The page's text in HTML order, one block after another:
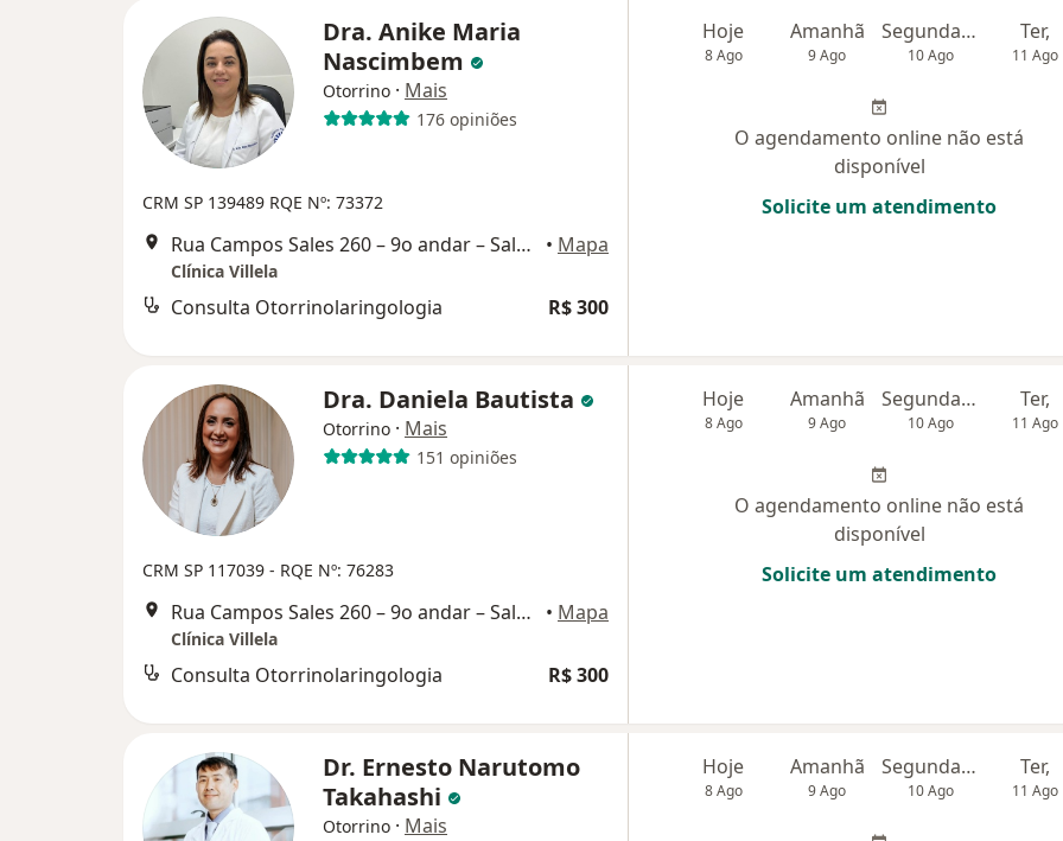
Dra. Anike Maria
Nascimbem
Otorrino · Mais
176 opiniões
CRM SP 139489 RQE Nº: 73372
Rua Campos Sales 260 – 9o andar – Salas 93 e 94, Barueri • Mapa
Clínica Villela
Consulta Otorrinolaringologia R$ 300
Hoje
8 Ago
Amanhã
9 Ago
Segunda-feira
10 Ago
Ter,
11 Ago
O agendamento online não está
disponível
Solicite um atendimento
Dra. Daniela Bautista
Otorrino · Mais
151 opiniões
CRM SP 117039 - RQE Nº: 76283
Rua Campos Sales 260 – 9o andar – Salas 93 e 94, Barueri • Mapa
Clínica Villela
Consulta Otorrinolaringologia R$ 300
Hoje
8 Ago
Amanhã
9 Ago
Segunda-feira
10 Ago
Ter,
11 Ago
O agendamento online não está
disponível
Solicite um atendimento
Dr. Ernesto Narutomo
Takahashi
Otorrino · Mais
Hoje
8 Ago
Amanhã
9 Ago
Segunda-feira
10 Ago
Ter,
11 Ago